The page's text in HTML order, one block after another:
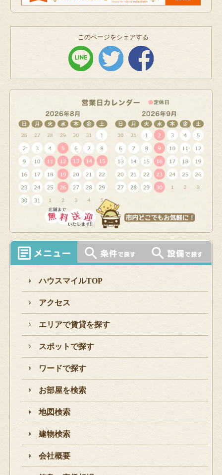
このページをシェアする
ハウスマイルTOP
アクセス
エリアで賃貸を探す
スポットで探す
ワードで探す
お部屋を検索
地図検索
建物検索
会社概要